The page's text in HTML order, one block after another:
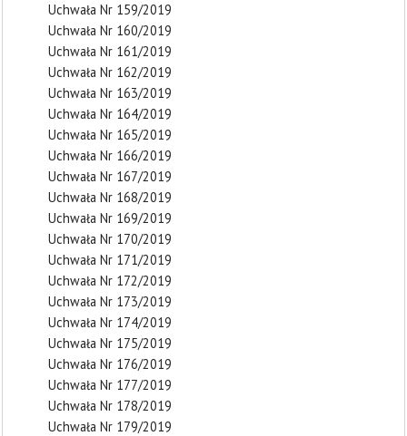
Uchwała Nr 159/2019
Uchwała Nr 160/2019
Uchwała Nr 161/2019
Uchwała Nr 162/2019
Uchwała Nr 163/2019
Uchwała Nr 164/2019
Uchwała Nr 165/2019
Uchwała Nr 166/2019
Uchwała Nr 167/2019
Uchwała Nr 168/2019
Uchwała Nr 169/2019
Uchwała Nr 170/2019
Uchwała Nr 171/2019
Uchwała Nr 172/2019
Uchwała Nr 173/2019
Uchwała Nr 174/2019
Uchwała Nr 175/2019
Uchwała Nr 176/2019
Uchwała Nr 177/2019
Uchwała Nr 178/2019
Uchwała Nr 179/2019